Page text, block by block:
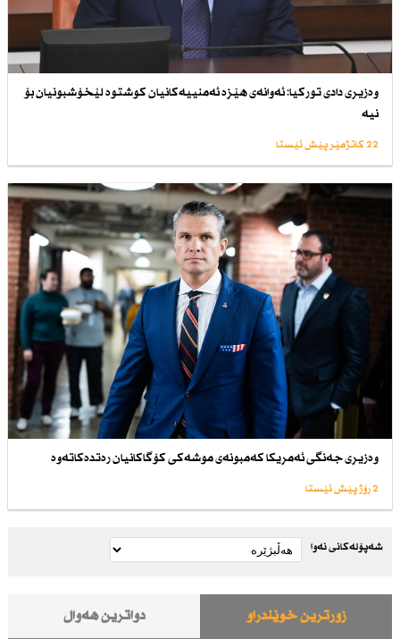
وەزیری دادی توركیا: ئەوانەی هێزە ئەمنییەكانیان كوشتوە لێخۆشبونیان بۆ
نیە
22 کاتژمێر پێش ئێستا
وەزیری جەنگی ئەمریكا كەمبونەی موشەكی كۆگاكانیان رەتدەكاتەوە
2 رۆژ پێش ئێستا
شەپۆلەکانی نەوا
زۆرترین خوێندراو دواترین هەواڵ